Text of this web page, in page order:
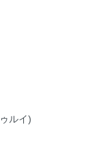
ルイ)